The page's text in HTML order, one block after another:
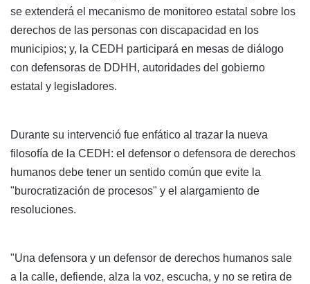
se extenderá el mecanismo de monitoreo estatal sobre los
derechos de las personas con discapacidad en los
municipios; y, la CEDH participará en mesas de diálogo
con defensoras de DDHH, autoridades del gobierno
estatal y legisladores.
Durante su intervenció fue enfático al trazar la nueva
filosofía de la CEDH: el defensor o defensora de derechos
humanos debe tener un sentido común que evite la
"burocratización de procesos" y el alargamiento de
resoluciones.
"Una defensora y un defensor de derechos humanos sale
a la calle, defiende, alza la voz, escucha, y no se retira de